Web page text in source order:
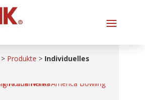
> Produkte > Individuelles